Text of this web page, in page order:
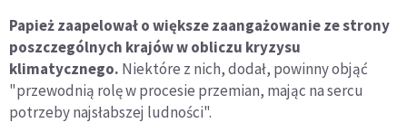
Papież zaapelował o większe zaangażowanie ze strony
poszczególnych krajów w obliczu kryzysu
klimatycznego. Niektóre z nich, dodał, powinny objąć
"przewodnią rolę w procesie przemian, mając na sercu
potrzeby najsłabszej ludności".